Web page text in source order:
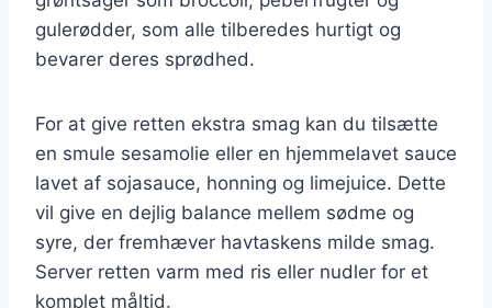
gulerødder, som alle tilberedes hurtigt og
bevarer deres sprødhed.
For at give retten ekstra smag kan du tilsætte
en smule sesamolie eller en hjemmelavet sauce
lavet af sojasauce, honning og limejuice. Dette
vil give en dejlig balance mellem sødme og
syre, der fremhæver havtaskens milde smag.
Server retten varm med ris eller nudler for et
komplet måltid.